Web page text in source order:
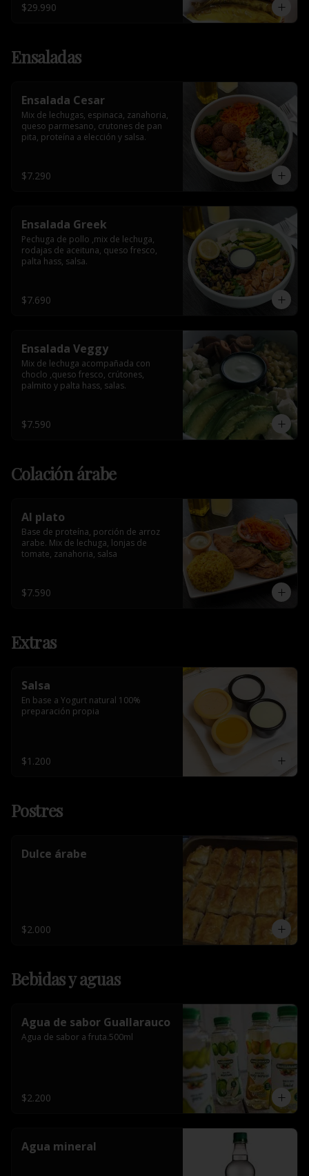
$29.990
Ensaladas
Ensalada Cesar
Mix de lechugas, espinaca, zanahoria,
queso parmesano, crutones de pan
pita, proteína a elección y salsa.
$7.290
Ensalada Greek
Pechuga de pollo ,mix de lechuga,
rodajas de aceituna, queso fresco,
palta hass, salsa.
$7.690
Ensalada Veggy
Mix de lechuga acompañada con
choclo ,queso fresco, crútones,
palmito y palta hass, salas.
$7.590
Colación árabe
Al plato
Base de proteína, porción de arroz
arabe. Mix de lechuga, lonjas de
tomate, zanahoria, salsa
$7.590
Extras
Salsa
En base a Yogurt natural 100%
preparación propia
$1.200
Postres
Dulce árabe
$2.000
Bebidas y aguas
Agua de sabor Guallarauco
Agua de sabor a fruta.500ml
$2.200
Agua mineral